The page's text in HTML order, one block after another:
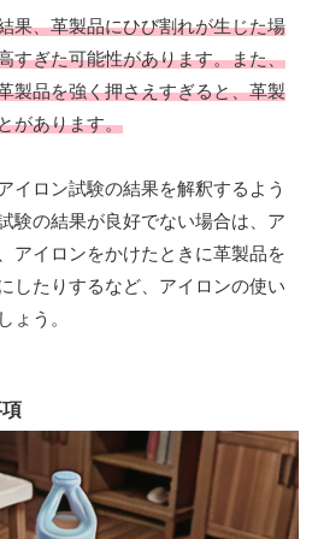
果、革製品にひび割れが生じた場
すぎた可能性があります。また、
製品を強く押さえすぎると、革製
があります。
イロン試験の結果を解釈するよう
験の結果が良好でない場合は、ア
アイロンをかけたときに革製品を
したりするなど、アイロンの使い
ょう。